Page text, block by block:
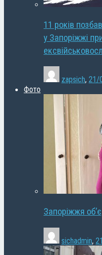
11 років
у Запоріжжі
zapsich, 21/
Фото
Запоріжжя
sichadmin,